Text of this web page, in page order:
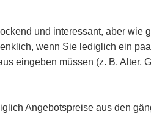
und interessant, aber wie
wenn Sie lediglich ein
eingeben müssen (z. B. Alter,
Angebotspreise aus den